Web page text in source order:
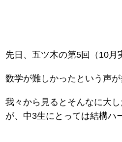
先日、五ツ木の第5回（10月
数学が難しかったという声
我々から見るとそんなに大
が、中3生にとっては結構ハ